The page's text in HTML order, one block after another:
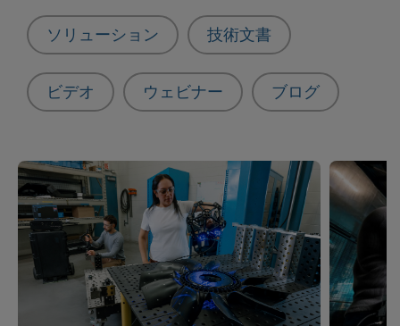
ソリューション 技術文書
ビデオ ウェビナー ブログ